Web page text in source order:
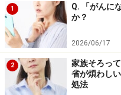
く影響しているでしょう
次のページでは、「ポッ
対処法」について解説し
1
Q. 「がんに
か？
2026/06/17
2
家族そろっ
省が煩わし
処法